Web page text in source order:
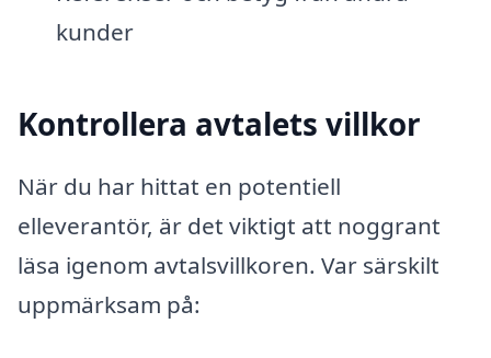
kunder
Kontrollera avtalets villkor
När du har hittat en potentiell
elleverantör, är det viktigt att noggrant
läsa igenom avtalsvillkoren. Var särskilt
uppmärksam på: